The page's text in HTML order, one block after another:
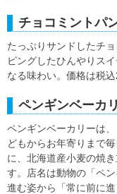
チョコミントパ
たっぷりサンドしたチ
ピングしたひんやりス
なる味わい。価格は税込
ペンギンベーカ
ペンギンベーカリーは
どもからお年寄りまで
に、北海道産小麦の焼
す。店名は動物の「ペ
進む姿から「常に前に